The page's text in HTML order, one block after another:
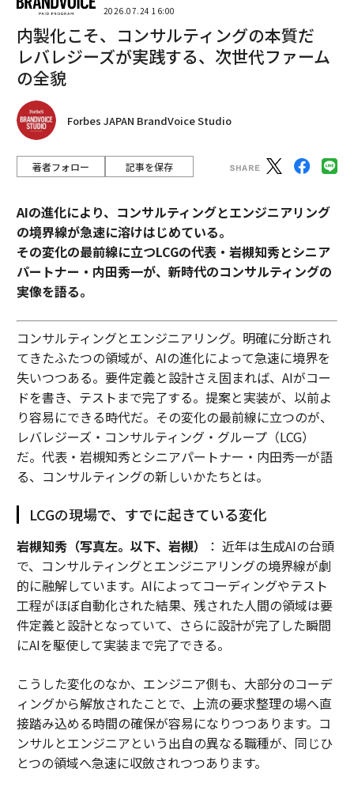
2026.07.24 16:00
内製化こそ、コンサルティングの本質だ
レバレジーズが実践する、次世代ファーム
の全貌
Forbes JAPAN BrandVoice Studio
著者フォロー 記事を保存
AIの進化により、コンサルティングとエンジニアリング
の境界線が急速に溶けはじめている。
その変化の最前線に立つLCGの代表・岩槻知秀とシニア
パートナー・内田秀一が、新時代のコンサルティングの
実像を語る。
コンサルティングとエンジニアリング。明確に分断され
てきたふたつの領域が、AIの進化によって急速に境界を
失いつつある。要件定義と設計さえ固まれば、AIがコー
ドを書き、テストまで完了する。提案と実装が、以前よ
り容易にできる時代だ。その変化の最前線に立つのが、
レバレジーズ・コンサルティング・グループ（LCG）
だ。代表・岩槻知秀とシニアパートナー・内田秀一が語
る、コンサルティングの新しいかたちとは。
LCGの現場で、すでに起きている変化
岩槻知秀（写真左。以下、岩槻）
： 近年は生成AIの台頭
で、コンサルティングとエンジニアリングの境界線が劇
的に融解しています。AIによってコーディングやテスト
工程がほぼ自動化された結果、残された人間の領域は要
件定義と設計となっていて、さらに設計が完了した瞬間
にAIを駆使して実装まで完了できる。
こうした変化のなか、エンジニア側も、大部分のコーデ
ィングから解放されたことで、上流の要求整理の場へ直
接踏み込める時間の確保が容易になりつつあります。コ
ンサルとエンジニアという出自の異なる職種が、同じひ
とつの領域へ急速に収斂されつつあります。